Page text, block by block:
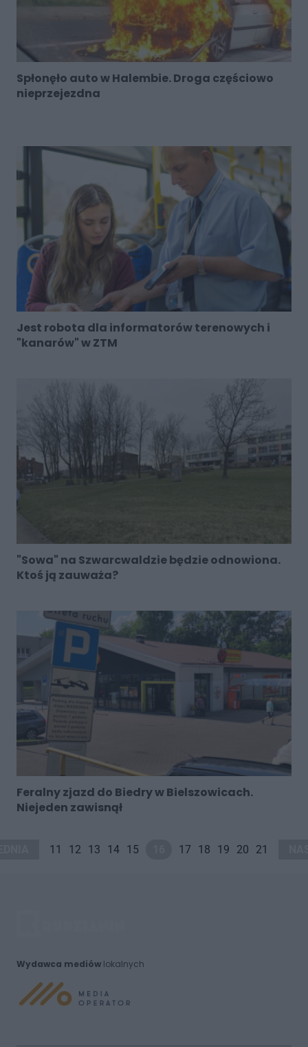
Spłonęło auto w Halembie. Droga częściowo
nieprzejezdna
Jest robota dla informatorów terenowych i
"kanarów" w ZTM
"Sowa" na Szwarcwaldzie będzie odnowiona.
Ktoś ją zauważa?
Feralny zjazd do Biedry w Bielszowicach.
Niejeden zawisnął
11 12 13 14 15 17 18 19 20 21
Wydawca mediówlokalnych